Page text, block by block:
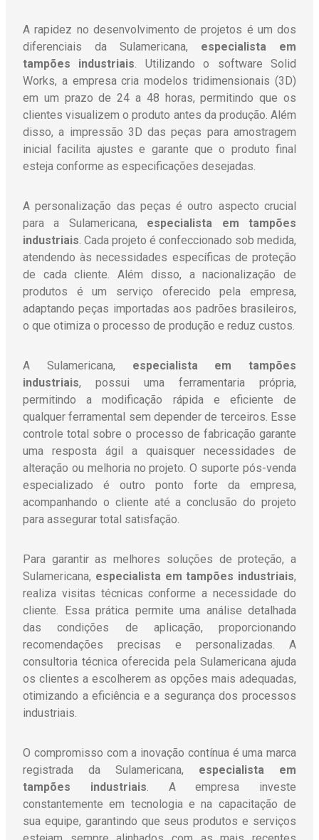
A rapidez no desenvolvimento de projetos é um dos
diferenciais da Sulamericana, especialista em
tampões industriais . Utilizando o software Solid
Works, a empresa cria modelos tridimensionais (3D)
em um prazo de 24 a 48 horas, permitindo que os
clientes visualizem o produto antes da produção. Além
disso, a impressão 3D das peças para amostragem
inicial facilita ajustes e garante que o produto final
esteja conforme as especificações desejadas.
A personalização das peças é outro aspecto crucial
para a Sulamericana, especialista em tampões
industriais . Cada projeto é confeccionado sob medida,
atendendo às necessidades específicas de proteção
de cada cliente. Além disso, a nacionalização de
produtos é um serviço oferecido pela empresa,
adaptando peças importadas aos padrões brasileiros,
o que otimiza o processo de produção e reduz custos.
A Sulamericana, especialista em tampões
industriais, possui uma ferramentaria própria,
permitindo a modificação rápida e eficiente de
qualquer ferramental sem depender de terceiros. Esse
controle total sobre o processo de fabricação garante
uma resposta ágil a quaisquer necessidades de
alteração ou melhoria no projeto. O suporte pós-venda
especializado é outro ponto forte da empresa,
acompanhando o cliente até a conclusão do projeto
para assegurar total satisfação.
Para garantir as melhores soluções de proteção, a
Sulamericana, especialista em tampões industriais,
realiza visitas técnicas conforme a necessidade do
cliente. Essa prática permite uma análise detalhada
das condições de aplicação, proporcionando
recomendações precisas e personalizadas. A
consultoria técnica oferecida pela Sulamericana ajuda
os clientes a escolherem as opções mais adequadas,
otimizando a eficiência e a segurança dos processos
industriais.
O compromisso com a inovação contínua é uma marca
registrada da Sulamericana, especialista em
tampões industriais . A empresa investe
constantemente em tecnologia e na capacitação de
sua equipe, garantindo que seus produtos e serviços